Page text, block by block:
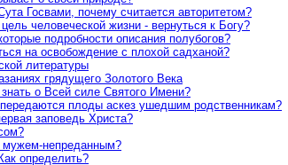
Госвами, почему считается авторитетом?
человеческой жизни - вернуться к Богу?
подробности описания полубогов?
на освобождение с плохой садханой?
литературы
грядущего Золотого Века
о Всей силе Святого Имени?
плоды аскез ушедшим родственникам?
заповедь Христа?
мужем-непреданным?
определить?